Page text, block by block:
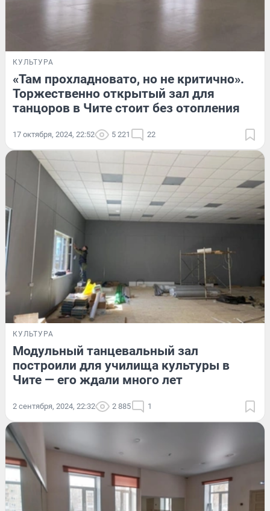
КУЛЬТУРА
«Там прохладновато, но не критично».
Торжественно открытый зал для
танцоров в Чите стоит без отопления
17 октября, 2024, 22:52 5 221 22
КУЛЬТУРА
Модульный танцевальный зал
построили для училища культуры в
Чите — его ждали много лет
2 сентября, 2024, 22:32 2 885 1